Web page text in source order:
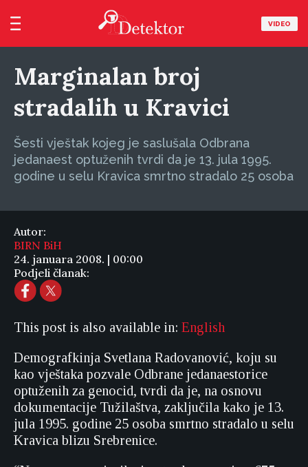
VIDEO
Marginalan broj
stradalih u Kravici
Šesti vještak kojeg je saslušala Odbrana
jedanaest optuženih tvrdi da je 13. jula 1995.
godine u selu Kravica smrtno stradalo 25 osoba
Autor:
BIRN BiH
24. januara 2008. | 00:00
Podjeli članak:
This post is also available in: English
Demografkinja Svetlana Radovanović, koju su
kao vještaka pozvale Odbrane jedanaestorice
optuženih za genocid, tvrdi da je, na osnovu
dokumentacije Tužilaštva, zaključila kako je 13.
jula 1995. godine 25 osoba smrtno stradalo u selu
Kravica blizu Srebrenice.